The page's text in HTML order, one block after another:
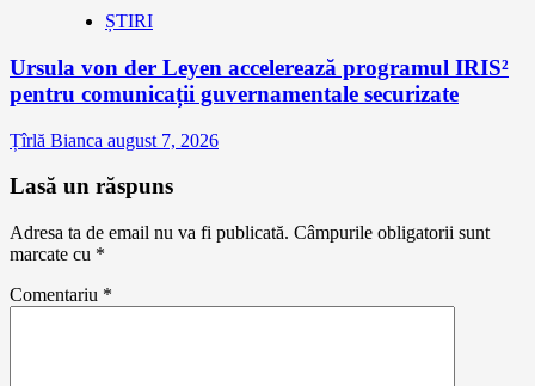
ȘTIRI
Ursula von der Leyen accelerează programul IRIS²
pentru comunicații guvernamentale securizate
Țîrlă Bianca august 7, 2026
Lasă un răspuns
Adresa ta de email nu va fi publicată. Câmpurile obligatorii sunt
marcate cu *
Comentariu *